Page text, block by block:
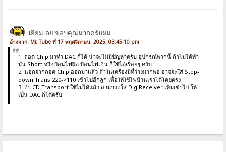
เยี่ยมเลย ขอบคุณมากครับผม
อ้างจาก: Mr. Tube ที่ 17 พฤศจิกายน, 2025, 03:45:10 pm
1. ถอด Chip มาทำ DAC ก็ได้ น่าจะไม่มีปัญหาครับ อุปกรณ์พวกนี้ ถ้าไม่ได้ทำ
มัน Short หรือป้อนไฟผิด ป้อนไฟเกิน ก็ใช้ได้เรื่อยๆ ครับ
2. นอกจากถอด Chip ออกมาแล้ว ถ้าในเครื่องมีที่ว่างมากพอ อาจจะใส่ Step-
down Trans 220->110 เข้าไปอีกลูก เพื่อให้ใช้ไฟบ้านเราได้โดยตรง
3. ถ้า CD Transport ใช้ไม่ได้แล้ว สามารถใส่ Dig Receiver เพิ่มเข้าไป ให้
เป็น DAC ก็ได้ครับ